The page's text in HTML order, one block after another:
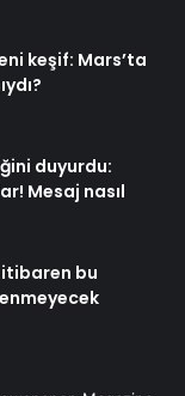
keşif: Mars’ta
duyurdu:
Mesaj nasıl
bu